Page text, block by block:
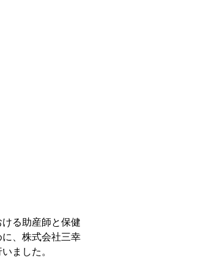
る助産師と保健
、株式会社三幸
ました。